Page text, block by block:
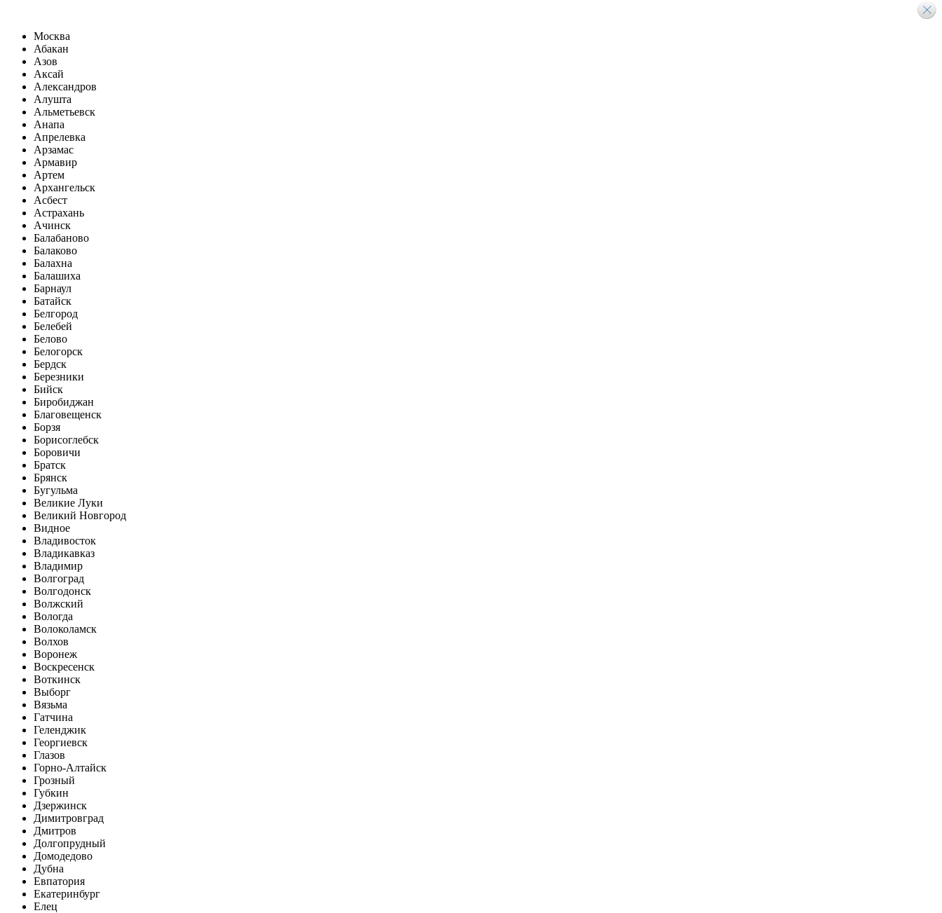
Москва
Абакан
Азов
Аксай
Александров
Алушта
Альметьевск
Анапа
Апрелевка
Арзамас
Армавир
Артем
Архангельск
Асбест
Астрахань
Ачинск
Балабаново
Балаково
Балахна
Балашиха
Барнаул
Батайск
Белгород
Белебей
Белово
Белогорск
Бердск
Березники
Бийск
Биробиджан
Благовещенск
Борзя
Борисоглебск
Боровичи
Братск
Брянск
Бугульма
Великие Луки
Великий Новгород
Видное
Владивосток
Владикавказ
Владимир
Волгоград
Волгодонск
Волжский
Вологда
Волоколамск
Волхов
Воронеж
Воскресенск
Воткинск
Выборг
Вязьма
Гатчина
Геленджик
Георгиевск
Глазов
Горно-Алтайск
Грозный
Губкин
Дзержинск
Димитровград
Дмитров
Долгопрудный
Домодедово
Дубна
Евпатория
Екатеринбург
Елец